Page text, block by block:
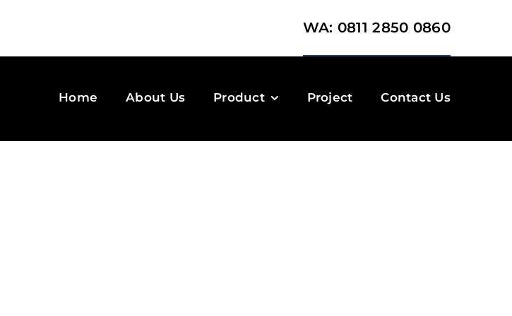
WA: 0811 2850 0860
Home About Us Product Project Contact Us